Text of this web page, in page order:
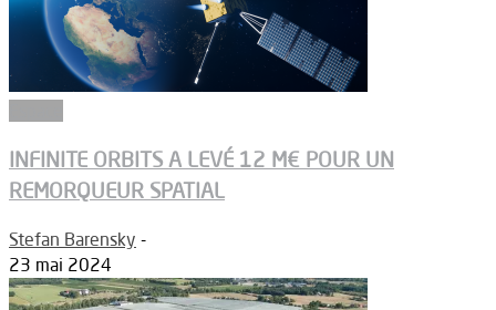
INFINITE ORBITS A LEVÉ 12 M€ POUR UN
REMORQUEUR SPATIAL
Stefan Barensky -
23 mai 2024